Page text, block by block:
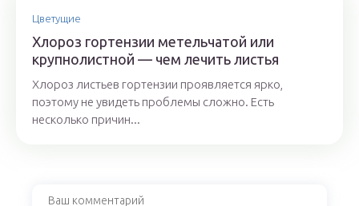
Цветущие
Хлороз гортензии метельчатой или
крупнолистной — чем лечить листья
Хлороз листьев гортензии проявляется ярко,
поэтому не увидеть проблемы сложно. Есть
несколько причин...